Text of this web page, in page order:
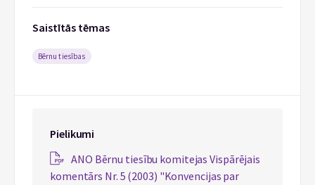
Saistītās tēmas
Bērnu tiesības
Pielikumi
ANO Bērnu tiesību komitejas Vispārējais
komentārs Nr. 5 (2003) "Konvencijas par